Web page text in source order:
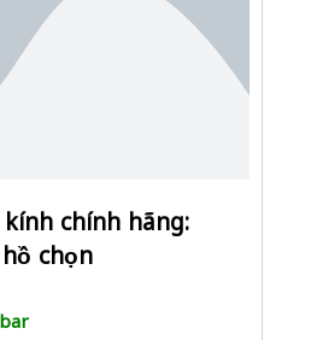
chính hãng:
chọn